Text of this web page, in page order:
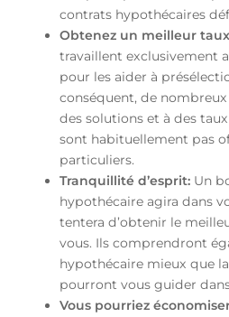
contrats hypothécaires
Obtenez un meilleur
travaillent exclusivement
pour les aider à
conséquent, de
des solutions et à des
sont habituellement pas
particuliers.
Tranquillité d’esprit:Un
hypothécaire agira dans
tentera d’obtenir le
vous. Ils comprendront
hypothécaire mieux que
pourront vous guider
Vous pourriez